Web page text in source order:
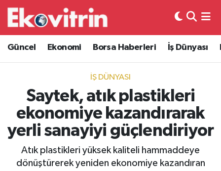
Güncel Ekonomi Borsa Haberleri İş Dünyası
İŞ DÜNYASI
Saytek, atık plastikleri
ekonomiye kazandırarak
yerli sanayiyi güçlendiriyor
Atık plastikleri yüksek kaliteli hammaddeye
dönüştürerek yeniden ekonomiye kazandıran
Güncel
Ekonomi
Borsa Haberleri
İş Dünyası
Lojistik
Otovitrin
Hava Durumu
Trafik Durumu
Süper Lig Puan Durumu ve Fikstür
Tüm Manşetler
Son Dakika Haberleri
Haber Arşivi